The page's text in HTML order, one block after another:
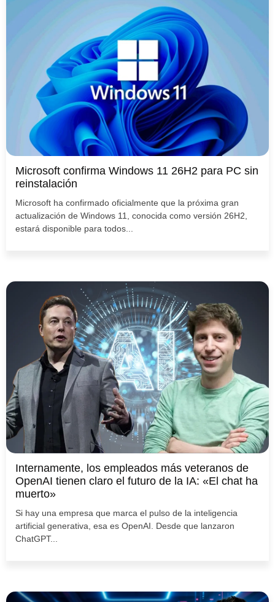
Microsoft confirma Windows 11 26H2 para PC sin
reinstalación
Microsoft ha confirmado oficialmente que la próxima gran
actualización de Windows 11, conocida como versión 26H2,
estará disponible para todos...
Internamente, los empleados más veteranos de
OpenAI tienen claro el futuro de la IA: «El chat ha
muerto»
Si hay una empresa que marca el pulso de la inteligencia
artificial generativa, esa es OpenAI. Desde que lanzaron
ChatGPT...